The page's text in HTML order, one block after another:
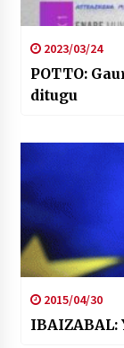
2023/03/24
POTTO:
ditugu
2015/04/30